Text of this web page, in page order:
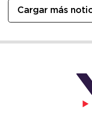
Cargar más